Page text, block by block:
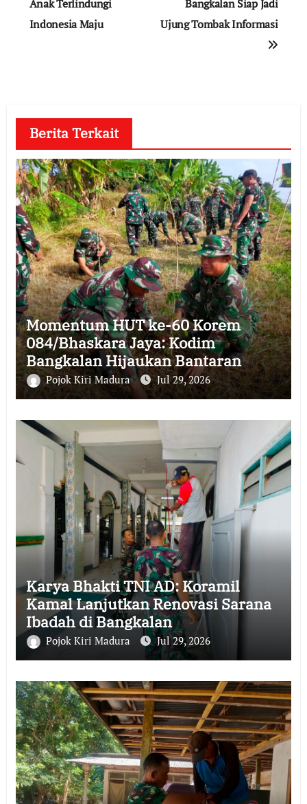
Anak Terlindungi
Indonesia Maju
Bangkalan Siap Jadi
Ujung Tombak Informasi
Berita Terkait
Momentum HUT ke-60 Korem
084/Bhaskara Jaya: Kodim
Bangkalan Hijaukan Bantaran
Sungai Bancaran
Pojok Kiri Madura Jul 29, 2026
Karya Bhakti TNI AD: Koramil
Kamal Lanjutkan Renovasi Sarana
Ibadah di Bangkalan
Pojok Kiri Madura Jul 29, 2026